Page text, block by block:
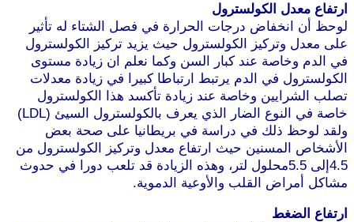
معدل الكولسترول
أن انخفاض درجات الحرارة في فصل الشتاء له تأثير
معدل وتركيز الكولسترول حيث يزيد تركيز الكولسترول
الدم وخاصة عند كبار السن وكما نعلم ان زيادة مستوى
في الدم يرتبط ارتباطا كبيرا في زيادة معدلات
الشرايين وخاصة عند زيادة تأكسد هذا الكولسترول
خاصة في النوع الضار الذي يعرف بالكولسترول السيئ (LDL)
لوحظ ذلك في دراسة في بريطانيا على صحة بعض
المسنين حيث ارتفاع معدل وتركيز الكولسترول من
4.5إلى 5.5محلول لتر، وهذه الزيادة قد تلعب دورا في حدوث
أمراض القلب والأوعية الدموية.موقع طرطوس
الضغط